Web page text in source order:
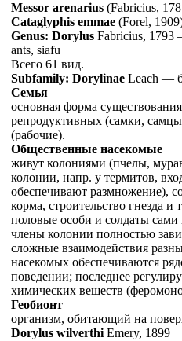
Messor arenarius (Fabricius,
Cataglyphis emmae (Forel,
Genus: Dorylus Fabricius, 1793
ants, siafu
Всего 61 вид.
Subfamily: Dorylinae Leach —
Семья
основная форма
репродуктивных (самки,
(рабочие).
Общественные насекомые
живут колониями (пчелы,
колонии, напр. у термитов,
обеспечивают размножение),
корма, строительство гнезда
половые особи и солдаты сами
члены колонии полностью
сложные взаимодействия
насекомых обеспечиваются
поведении; последнее
химических веществ
Геобионт
организм, обитающий на
Dorylus wilverthi Emery, 1899